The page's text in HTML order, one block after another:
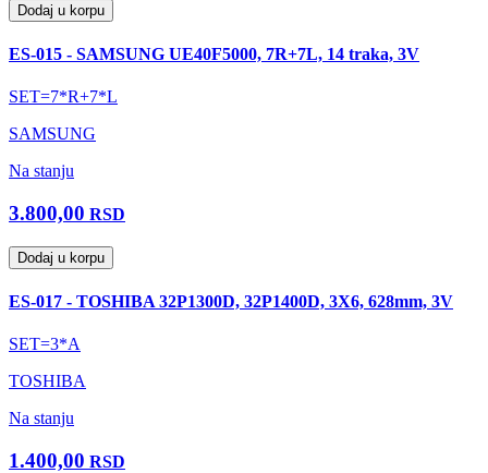
Dodaj u korpu
ES-015 - SAMSUNG UE40F5000, 7R+7L, 14 traka, 3V
SET=7*R+7*L
SAMSUNG
Na stanju
3.800,00 RSD
Dodaj u korpu
ES-017 - TOSHIBA 32P1300D, 32P1400D, 3X6, 628mm, 3V
SET=3*A
TOSHIBA
Na stanju
1.400,00 RSD